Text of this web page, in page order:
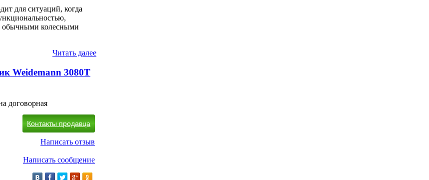
для ситуаций, когда
обычными колесными
Читать далее
Weidemann 3080T
договорная
Контакты продавца
Написать отзыв
Написать сообщение